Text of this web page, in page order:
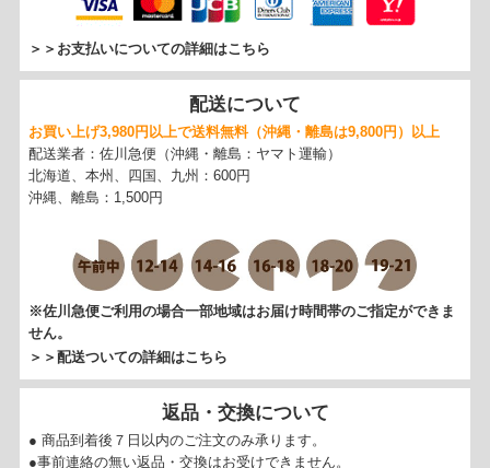
＞＞お支払いについての詳細はこちら
配送について
お買い上げ3,980円以上で送料無料（沖縄・離島は9,800円）以上
配送業者：佐川急便（沖縄・離島：ヤマト運輸）
北海道、本州、四国、九州：600円
沖縄、離島：1,500円
※佐川急便ご利用の場合一部地域はお届け時間帯のご指定ができま
せん。
＞＞配送ついての詳細はこちら
返品・交換について
● 商品到着後７日以内のご注文のみ承ります。
●事前連絡の無い返品・交換はお受けできません。